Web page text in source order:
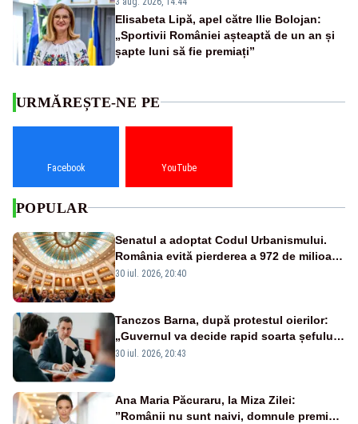
Elisabeta Lipă, apel către Ilie Bolojan:
„Sportivii României așteaptă de un an și
șapte luni să fie premiați”
URMĂREȘTE-NE PE
Facebook YouTube
POPULAR
Senatul a adoptat Codul Urbanismului.
România evită pierderea a 972 de milioane
de euro din PNRR
30 iul. 2026, 20:40
Tanczos Barna, după protestul oierilor:
„Guvernul va decide rapid soarta șefului
ANSVSA”
30 iul. 2026, 20:43
Ana Maria Păcuraru, la Miza Zilei:
”Românii nu sunt naivi, domnule premier